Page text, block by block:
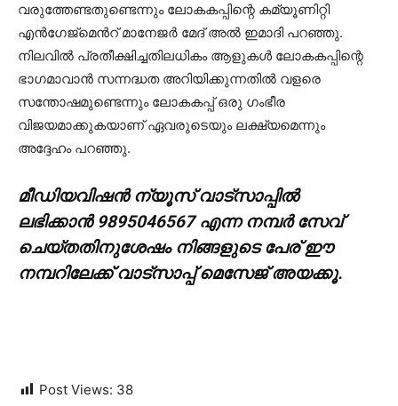
വരുത്തേണ്ടതുണ്ടെന്നും ലോകകപ്പിന്റെ കമ്യൂണിറ്റി
എൻഗേജ്മെൻറ് മാനേജർ മേദ് അൽ ഇമാദി പറഞ്ഞു.
നിലവിൽ പ്രതീക്ഷിച്ചതിലധികം ആളുകൾ ലോകകപ്പിന്റെ
ഭാഗമാവാൻ സന്നദ്ധത അറിയിക്കുന്നതിൽ വളരെ
സന്തോഷമുണ്ടെന്നും ലോകകപ്പ് ഒരു ഗംഭീര
വിജയമാക്കുകയാണ് ഏവരുടെയും ലക്ഷ്യമെന്നും
അദ്ദേഹം പറഞ്ഞു.
മീഡിയവിഷൻ ന്യൂസ് വാട്സാപ്പില്‍
ലഭിക്കാന്‍ 9895046567 എന്ന നമ്പര്‍ സേവ്
ചെയ്തതിനുശേഷം നിങ്ങളുടെ പേര് ഈ
നമ്പറിലേക്ക് വാട്സാപ്പ് മെസേജ് അയക്കൂ.
Post Views: 38